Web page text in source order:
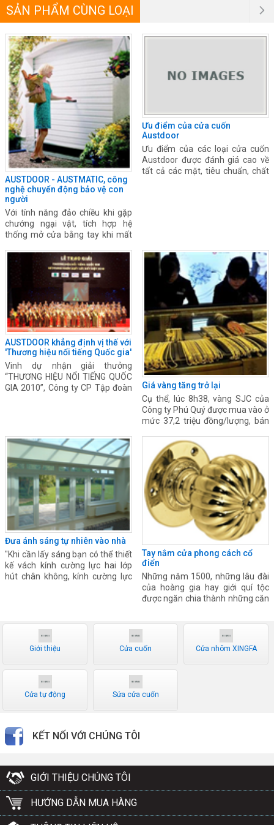
SẢN PHẨM CÙNG LOẠI
AUSTDOOR - AUSTMATIC, công
nghệ chuyển động bảo vệ con
người
Với tính năng đảo chiều khi gặp
chướng ngại vật, tích hợp hệ
thống mở cửa bằng tay khi mất
Ưu điểm của cửa cuốn
Austdoor
Ưu điểm của các loại cửa cuốn
Austdoor được đánh giá cao về
tất cả các mặt, tiêu chuẩn, chất
AUSTDOOR khẳng định vị thế với
'Thương hiệu nổi tiếng Quốc gia'
Vinh dự nhận giải thưởng
“THƯƠNG HIỆU NỔI TIẾNG QUỐC
GIA 2010”, Công ty CP Tập đoàn
Giá vàng tăng trở lại
Cụ thể, lúc 8h38, vàng SJC của
Công ty Phú Quý được mua vào ở
mức 37,2 triệu đồng/lượng, bán
So với mức giá niêm yết chiều
hôm qua, mức giá này đã tăng
120.000 đồng/lượng ở chiều mua
vào và 140.000 đồng/lượng ở
chiều bán ra.
Đưa ánh sáng tự nhiên vào nhà
"Khi cần lấy sáng bạn có thể thiết
kế vách kính cường lực hai lớp
hút chân không, kính cường lực
Tay nắm cửa phong cách cổ
điển
Những năm 1500, những lâu đài
của hoàng gia hay giới quí tộc
được ngăn chia thành những căn
nhau, và được ngăn bằng những
tấm màn vải. Thời gian sau,
những cách cửa gỗ được ứng
tường qua chốt.
Giới thiệu Cửa cuốn Cửa nhôm XINGFA
Cửa tự động Sửa cửa cuốn
KẾT NỐI VỚI CHÚNG TÔI
GIỚI THIỆU CHÚNG TÔI
HƯỚNG DẪN MUA HÀNG